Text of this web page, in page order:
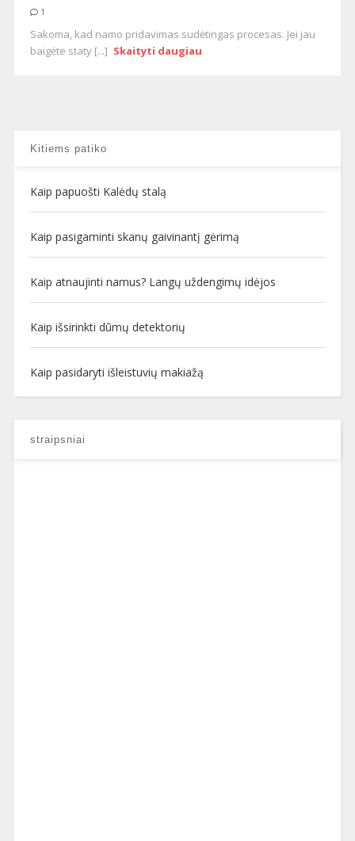
1
Sakoma, kad namo pridavimas sudėtingas procesas. Jei jau
baigėte staty [...] Skaityti daugiau
Kitiems patiko
Kaip papuošti Kalėdų stalą
Kaip pasigaminti skanų gaivinantį gėrimą
Kaip atnaujinti namus? Langų uždengimų idėjos
Kaip išsirinkti dūmų detektorių
Kaip pasidaryti išleistuvių makiažą
straipsniai